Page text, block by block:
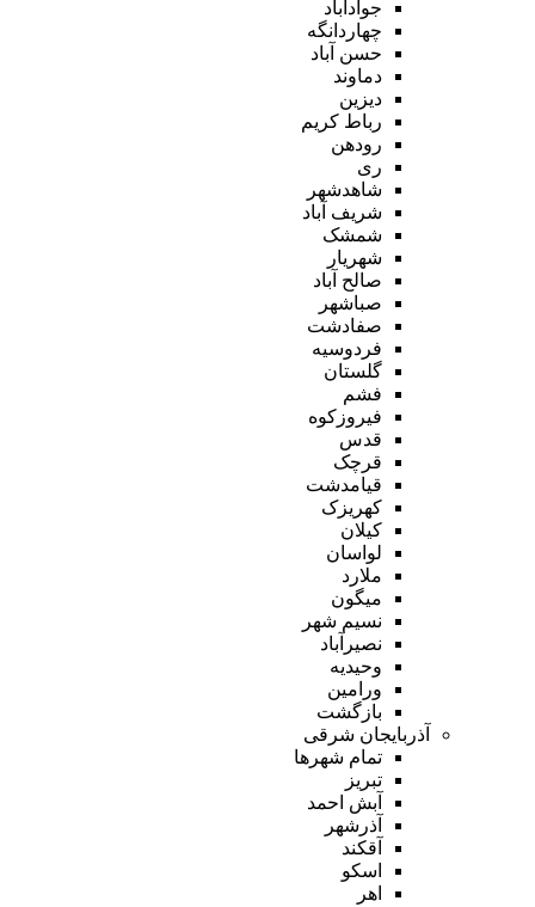
جوادآباد
چهاردانگه
حسن آباد
دماوند
دیزین
رباط کریم
رودهن
ری
شاهدشهر
شریف آباد
شمشک
شهریار
صالح آباد
صباشهر
صفادشت
فردوسیه
گلستان
فشم
فیروزکوه
قدس
قرچک
قیامدشت
کهریزک
کیلان
لواسان
ملارد
میگون
نسیم شهر
نصیرآباد
وحیدیه
ورامین
بازگشت
آذربایجان شرقی
تمام شهر‌ها
تبریز
آبش احمد
آذرشهر
آقکند
اسکو
اهر